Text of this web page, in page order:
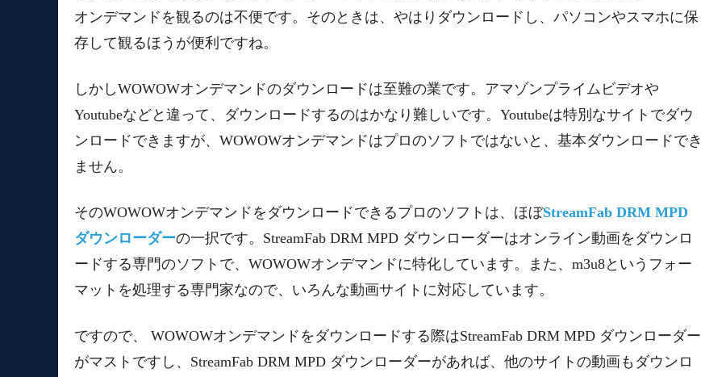
オンデマンドを観るのは不便です。そのときは、やはりダウンロードし、パソコンやスマホに保
存して観るほうが便利ですね。
しかしWOWOWオンデマンドのダウンロードは至難の業です。アマゾンプライムビデオや
Youtubeなどと違って、ダウンロードするのはかなり難しいです。Youtubeは特別なサイトでダウ
ンロードできますが、WOWOWオンデマンドはプロのソフトではないと、基本ダウンロードでき
ません。
そのWOWOWオンデマンドをダウンロードできるプロのソフトは、ほぼStreamFab DRM MPD
ダウンローダーの一択です。StreamFab DRM MPD ダウンローダーはオンライン動画をダウンロ
ードする専門のソフトで、WOWOWオンデマンドに特化しています。また、m3u8というフォー
マットを処理する専門家なので、いろんな動画サイトに対応しています。
ですので、 WOWOWオンデマンドをダウンロードする際はStreamFab DRM MPD ダウンローダー
がマストですし、StreamFab DRM MPD ダウンローダーがあれば、他のサイトの動画もダウンロ